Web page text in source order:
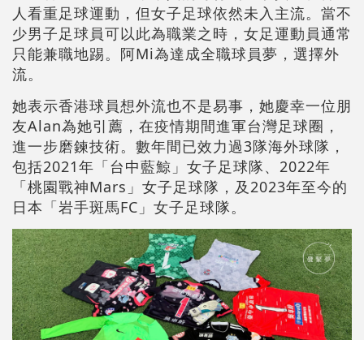
人看重足球運動，但女子足球依然未入主流。當不
少男子足球員可以此為職業之時，女足運動員通常
只能兼職地踢。阿Mi為達成全職球員夢，選擇外
流。
她表示香港球員想外流也不是易事，她慶幸一位朋
友Alan為她引薦，在疫情期間進軍台灣足球圈，
進一步磨鍊技術。數年間已效力過3隊海外球隊，
包括2021年「台中藍鯨」女子足球隊、2022年
「桃園戰神Mars」女子足球隊，及2023年至今的
日本「岩手斑馬FC」女子足球隊。